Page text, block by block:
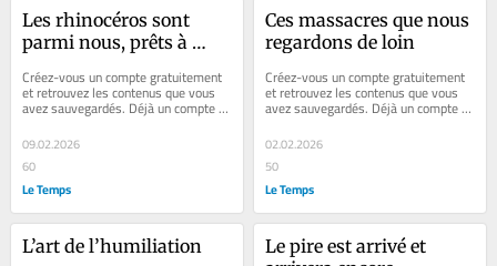
Les rhinocéros sont
parmi nous, prêts à
montres et nos
machines-outils
Créez-vous un compte gratuitement
et retrouvez les contenus que vous
avez sauvegardés. Déjà un compte ?
Se connecter Faites plaisir à vos...
09.02.2026
60
Le Temps
Ces massacres que nous
regardons de loin
Créez-vous un compte gratuitement
et retrouvez les contenus que vous
avez sauvegardés. Déjà un compte ?
Se connecter Ma semaine suisse
Chaque...
02.02.2026
50
Le Temps
L’art de l’humiliation
Le pire est arrivé et